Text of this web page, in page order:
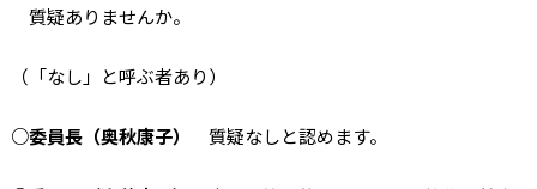
質疑ありませんか。
（「なし」と呼ぶ者あり）
○委員長（奥秋康子） 質疑なしと認めます。